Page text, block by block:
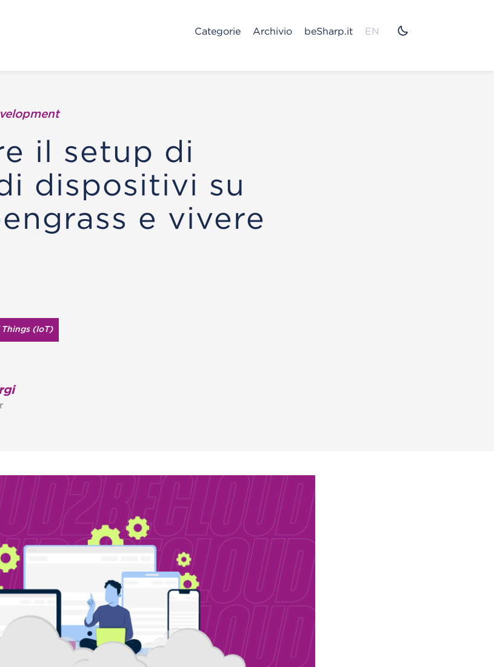
Categorie Archivio beSharp.it EN
il setup di
dispositivi su
e vivere
(IoT)